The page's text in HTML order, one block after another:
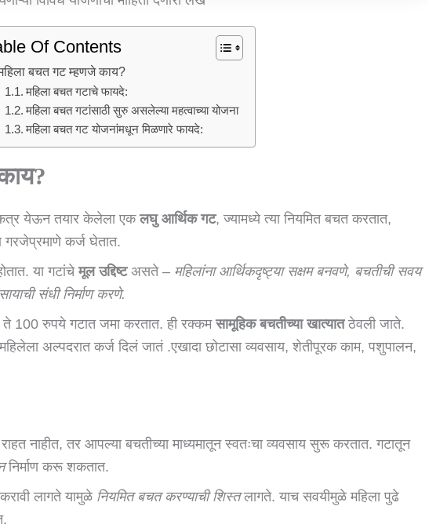
Of Contents
बचत गट म्हणजे काय?
महिला बचत गटाचे फायदे:
महिला बचत गटांसाठी सुरु असलेल्या महत्वाच्या योजना
महिला बचत गट योजनांमधून मिळणारे फायदे:
येऊन तयार केलेला एकलघु आर्थिक गट, ज्यामध्ये त्या नियमित बचत करतात,
गरजेप्रमाणे कर्ज घेतात.
या गटांचेमूल उद्दिष्टअसते – महिलांना आर्थिकदृष्ट्या सक्षम बनवणे, बचतीची सवय
संधी निर्माण करणे.
ते 100 रुपये गटात जमा करतात. ही रक्कमसामूहिक बचतीच्या खात्यातठेवली जाते.
अल्पदरात कर्ज दिलं जातं .एखादा छोटासा व्यवसाय, शेतीपूरक काम, पशुपालन,
नाहीत, तर आपल्या बचतीच्या माध्यमातून स्वतःचा व्यवसाय सुरू करतात. गटातून
निर्माण करू शकतात.
लागते यामुळे नियमित बचत करण्याची शिस्तलागते. याच सवयीमुळे महिला पुढे